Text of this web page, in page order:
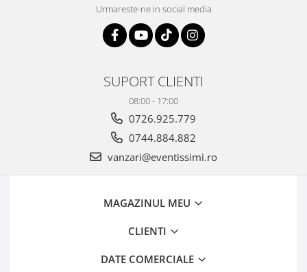
Urmareste-ne in social media
SUPORT CLIENTI
08:00 - 17:00
0726.925.779
0744.884.882
vanzari@eventissimi.ro
MAGAZINUL MEU
CLIENTI
DATE COMERCIALE